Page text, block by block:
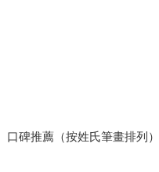
口碑推薦（按姓氏筆畫排列）